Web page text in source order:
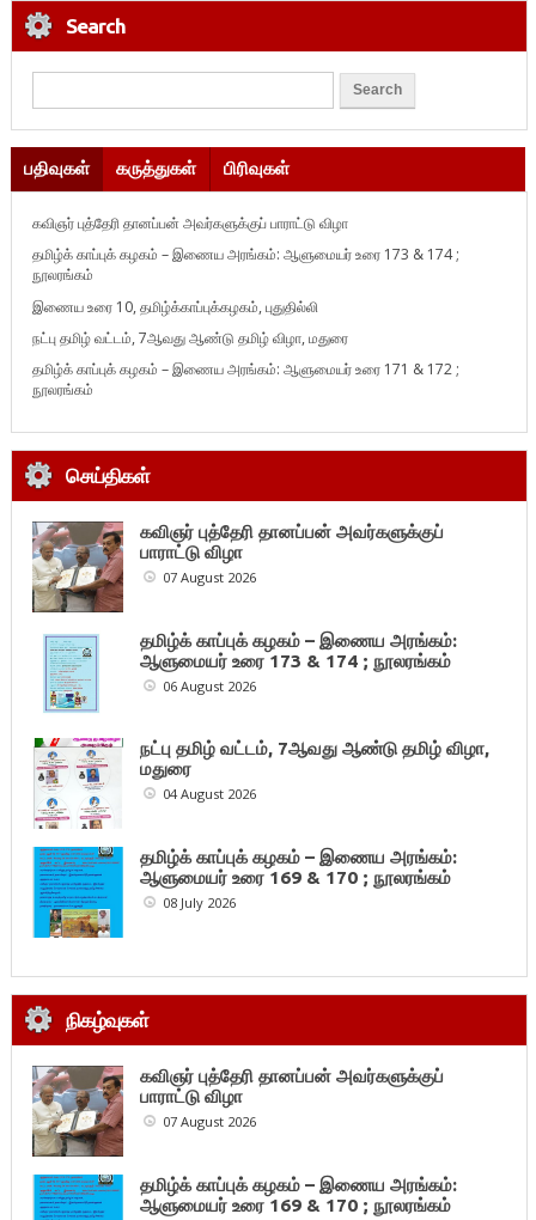
Search
பதிவுகள் கருத்துகள் பிரிவுகள்
கவிஞர் புத்தேரி தானப்பன் அவர்களுக்குப் பாராட்டு விழா
தமிழ்க் காப்புக் கழகம் – இணைய அரங்கம்: ஆளுமையர் உரை 173 & 174 ;
நூலரங்கம்
இணைய உரை 10, தமிழ்க்காப்புக்கழகம், புதுதில்லி
நட்பு தமிழ் வட்டம், 7ஆவது ஆண்டு தமிழ் விழா, மதுரை
தமிழ்க் காப்புக் கழகம் – இணைய அரங்கம்: ஆளுமையர் உரை 171 & 172 ;
நூலரங்கம்
செய்திகள்
கவிஞர் புத்தேரி தானப்பன் அவர்களுக்குப்
பாராட்டு விழா
07 August 2026
தமிழ்க் காப்புக் கழகம் – இணைய அரங்கம்:
ஆளுமையர் உரை 173 & 174 ; நூலரங்கம்
06 August 2026
நட்பு தமிழ் வட்டம், 7ஆவது ஆண்டு தமிழ் விழா,
மதுரை
04 August 2026
தமிழ்க் காப்புக் கழகம் – இணைய அரங்கம்:
ஆளுமையர் உரை 169 & 170 ; நூலரங்கம்
08 July 2026
நிகழ்வுகள்
கவிஞர் புத்தேரி தானப்பன் அவர்களுக்குப்
பாராட்டு விழா
07 August 2026
தமிழ்க் காப்புக் கழகம் – இணைய அரங்கம்:
ஆளுமையர் உரை 169 & 170 ; நூலரங்கம்